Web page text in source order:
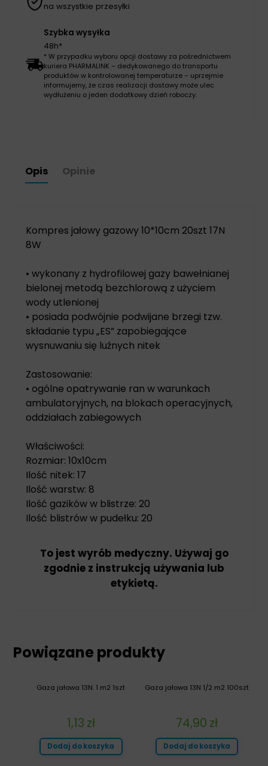
na wszystkie przesyłki
Szybka wysyłka
48h*
* W przypadku wyboru opcji dostawy za pośrednictwem
kuriera PHARMALINK – dedykowanego do transportu
produktów w kontrolowanej temperaturze – uprzejmie
informujemy, że czas realizacji dostawy może ulec
wydłużeniu o jeden dodatkowy dzień roboczy.
Opis Opinie
Kompres jałowy gazowy 10*10cm 20szt 17N
8W
• wykonany z hydrofilowej gazy bawełnianej
bielonej metodą bezchlorową z użyciem
wody utlenionej
• posiada podwójnie podwijane brzegi tzw.
składanie typu „ES” zapobiegające
wysnuwaniu się luźnych nitek
Zastosowanie:
• ogólne opatrywanie ran w warunkach
ambulatoryjnych, na blokach operacyjnych,
oddziałach zabiegowych
Właściwości:
Rozmiar: 10x10cm
Ilość nitek: 17
Ilość warstw: 8
Ilość gazików w blistrze: 20
Ilość blistrów w pudełku: 20
To jest wyrób medyczny. Używaj go
zgodnie z instrukcją używania lub
etykietą.
Powiązane produkty
Gaza jałowa 13N 1/2 m2 100szt
74,90 zł
Dodaj do koszyka
Gaza jałowa 13N. 1 m2 1szt
1,13 zł
Dodaj do koszyka